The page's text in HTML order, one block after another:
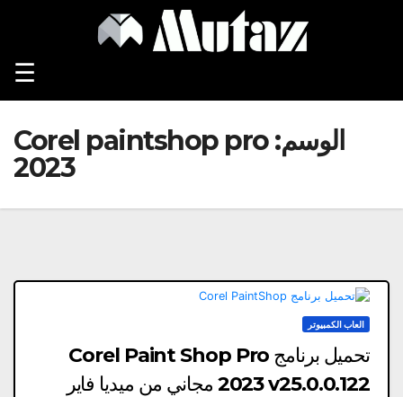
☰
الوسم:Corel paintshop pro
2023
العاب الكمبيوتر
تحميل برنامج Corel Paint Shop Pro
2023 v25.0.0.122 مجاني من ميديا ​​فاير